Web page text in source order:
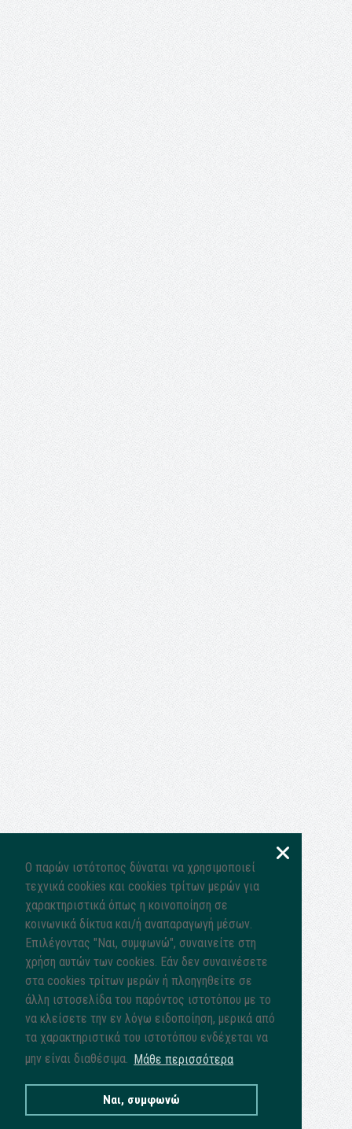
Ο παρών ιστότοπος δύναται να χρησιμοποιεί
τεχνικά cookies και cookies τρίτων μερών για
χαρακτηριστικά όπως η κοινοποίηση σε
κοινωνικά δίκτυα και/ή αναπαραγωγή μέσων.
Επιλέγοντας "Ναι, συμφωνώ", συναινείτε στη
χρήση αυτών των cookies. Εάν δεν συναινέσετε
στα cookies τρίτων μερών ή πλοηγηθείτε σε
άλλη ιστοσελίδα του παρόντος ιστοτόπου με το
να κλείσετε την εν λόγω ειδοποίηση, μερικά από
τα χαρακτηριστικά του ιστοτόπου ενδέχεται να
μην είναι διαθέσιμα. Μάθε περισσότερα
Ναι, συμφωνώ